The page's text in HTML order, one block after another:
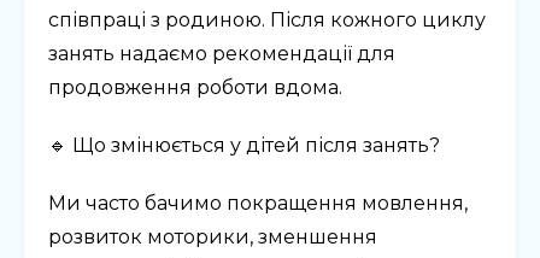
співпраці з родиною. Після кожного циклу
занять надаємо рекомендації для
продовження роботи вдома.
🔹 Що змінюється у дітей після занять?
Ми часто бачимо покращення мовлення,
розвиток моторики, зменшення